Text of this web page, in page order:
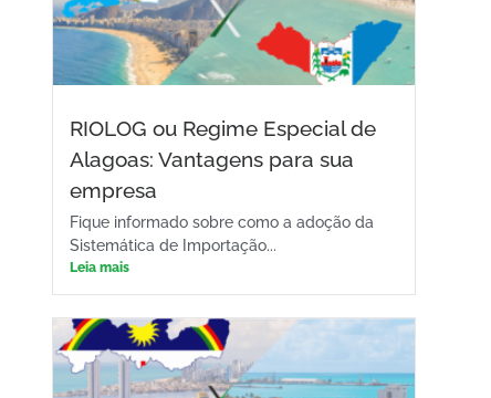
RIOLOG ou Regime Especial de
Alagoas: Vantagens para sua
empresa
Fique informado sobre como a adoção da
Sistemática de Importação...
Leia mais